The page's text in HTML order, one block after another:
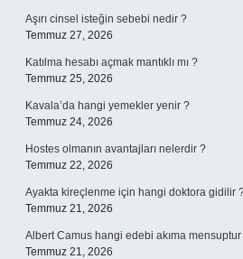
Aşırı cinsel isteğin sebebi nedir ?
Temmuz 27, 2026
Katılma hesabı açmak mantıklı mı ?
Temmuz 25, 2026
Kavala’da hangi yemekler yenir ?
Temmuz 24, 2026
Hostes olmanın avantajları nelerdir ?
Temmuz 22, 2026
Ayakta kireçlenme için hangi doktora gidilir
Temmuz 21, 2026
Albert Camus hangi edebi akıma mensuptur
Temmuz 21, 2026